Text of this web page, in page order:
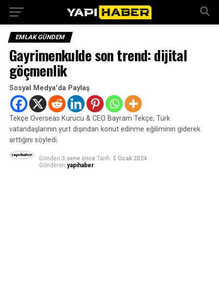
EMLAK GÜNDEM
Gayrimenkulde son trend: dijital
göçmenlik
Sosyal Medya'da Paylaş
Tekçe Overseas Kurucu & CEO Bayram Tekçe, Türk
vatandaşlarının yurt dışından konut edinme eğiliminin giderek
arttığını söyledi.
Gönderi 3 sene önce Tarih: 5 Ocak 2024
Gönderen yapihaber